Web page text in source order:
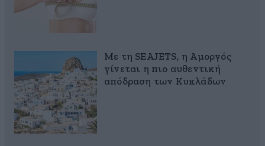
Με τη SEAJETS, η Αμοργός
γίνεται η πιο αυθεντική
απόδραση των Κυκλάδων